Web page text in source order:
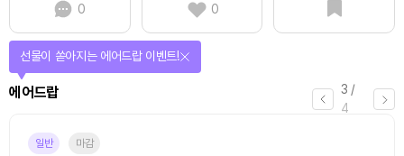
0
0
3 /
4
에어드랍
선물이 쏟아지는 에어드랍 이벤트!
일반 마감